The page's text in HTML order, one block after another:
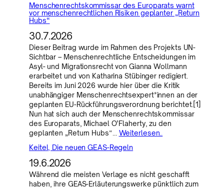
Menschenrechtskommissar des Europarats warnt
vor menschenrechtlichen Risiken geplanter „Return
Hubs“
30.7.2026
Dieser Beitrag wurde im Rahmen des Projekts UN-
Sichtbar – Menschenrechtliche Entscheidungen im
Asyl- und Migrationsrecht von Gianna Wollmann
erarbeitet und von Katharina Stübinger redigiert.
Bereits im Juni 2026 wurde hier über die Kritik
unabhängiger Menschenrechtsexpert*innen an der
geplanten EU-Rückführungsverordnung berichtet.[1]
Nun hat sich auch der Menschenrechtskommissar
des Europarats, Michael O’Flaherty, zu den
geplanten „Return Hubs“… Weiterlesen..
Keitel, Die neuen GEAS-Regeln
19.6.2026
Während die meisten Verlage es nicht geschafft
haben, ihre GEAS-Erläuterungswerke pünktlich zum